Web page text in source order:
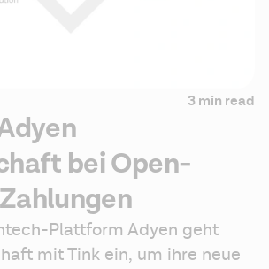
3 min read
bei Open-
Plattform Adyen geht
mit Tink ein, um ihre neue